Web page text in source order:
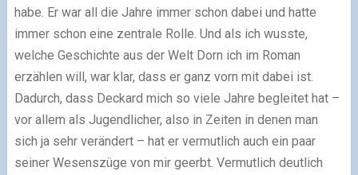
habe. Er war all die Jahre immer schon dabei und hatte
immer schon eine zentrale Rolle. Und als ich wusste,
welche Geschichte aus der Welt Dorn ich im Roman
erzählen will, war klar, dass er ganz vorn mit dabei ist.
Dadurch, dass Deckard mich so viele Jahre begleitet hat –
vor allem als Jugendlicher, also in Zeiten in denen man
sich ja sehr verändert – hat er vermutlich auch ein paar
seiner Wesenszüge von mir geerbt. Vermutlich deutlich